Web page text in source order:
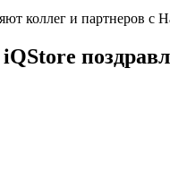
коллег и партнеров